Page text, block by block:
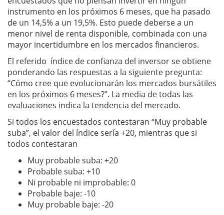
instrumento en los próximos 6 meses, que ha pasado
de un 14,5% a un 19,5%. Esto puede deberse a un
menor nivel de renta disponible, combinada con una
mayor incertidumbre en los mercados financieros.
El referido índice de confianza del inversor se obtiene
ponderando las respuestas a la siguiente pregunta:
“Cómo cree que evolucionarán los mercados bursátiles
en los próximos 6 meses?”. La media de todas las
evaluaciones indica la tendencia del mercado.
Si todos los encuestados contestaran “Muy probable
suba”, el valor del índice sería +20, mientras que si
todos contestaran
Muy probable suba: +20
Probable suba: +10
Ni probable ni improbable: 0
Probable baje: -10
Muy probable baje: -20